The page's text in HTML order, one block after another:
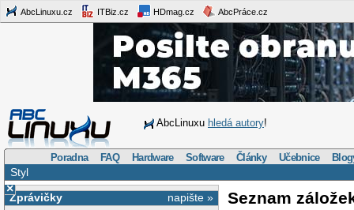
AbcLinuxu.cz ITBiz.cz HDmag.cz AbcPráce.cz
AbcLinuxu hledá autory!
Poradna FAQ Hardware Software Články Učebnice
Styl
×
napište »
Zprávičky
Seznam